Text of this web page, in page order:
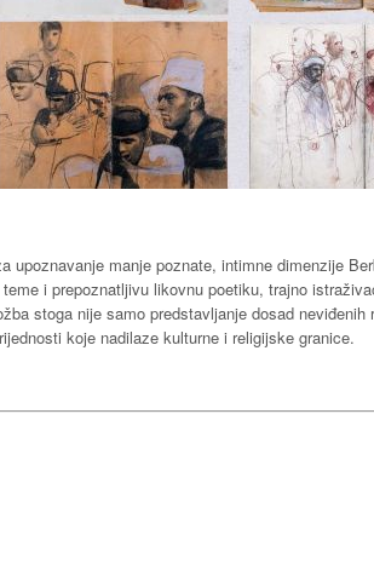
upoznavanje manje poznate, intimne dimenzije
i prepoznatljivu likovnu poetiku, trajno
stoga nije samo predstavljanje dosad neviđenih
koje nadilaze kulturne i religijske granice.